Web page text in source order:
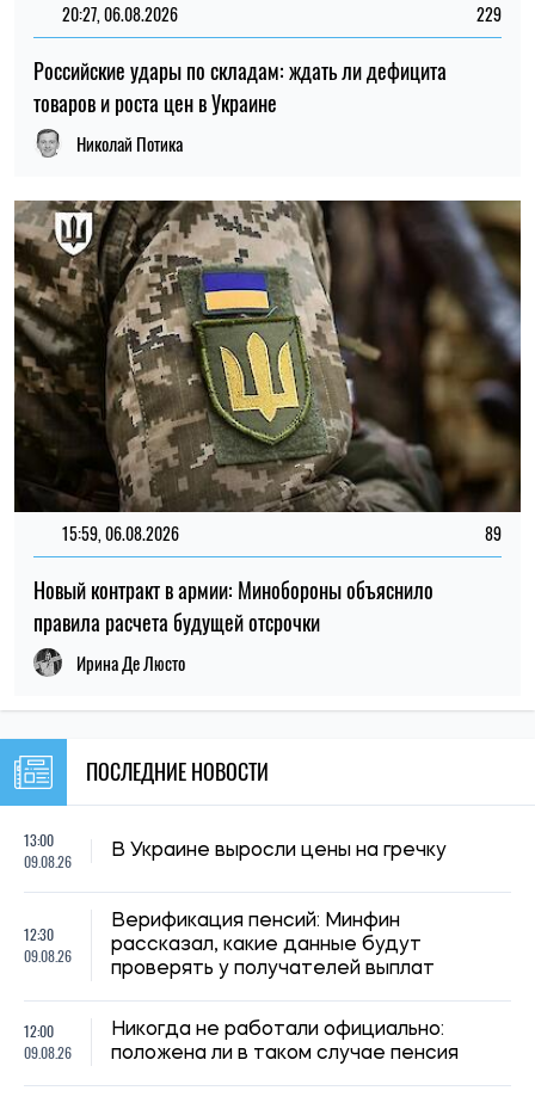
20:27, 06.08.2026 229
Российские удары по складам: ждать ли дефицита
товаров и роста цен в Украине
Николай Потика
15:59, 06.08.2026 89
Новый контракт в армии: Минобороны объяснило
правила расчета будущей отсрочки
Ирина Де Люсто
ПОСЛЕДНИЕ НОВОСТИ
13:00
09.08.26
В Украине выросли цены на гречку
12:30
09.08.26
Верификация пенсий: Минфин
рассказал, какие данные будут
проверять у получателей выплат
12:00
09.08.26
Никогда не работали официально:
положена ли в таком случае пенсия